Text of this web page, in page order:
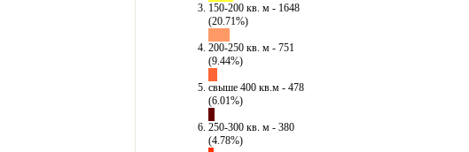
150-200 кв. м - 1648
(20.71%)
200-250 кв. м - 751
(9.44%)
свыше 400 кв.м - 478
(6.01%)
250-300 кв. м - 380
(4.78%)